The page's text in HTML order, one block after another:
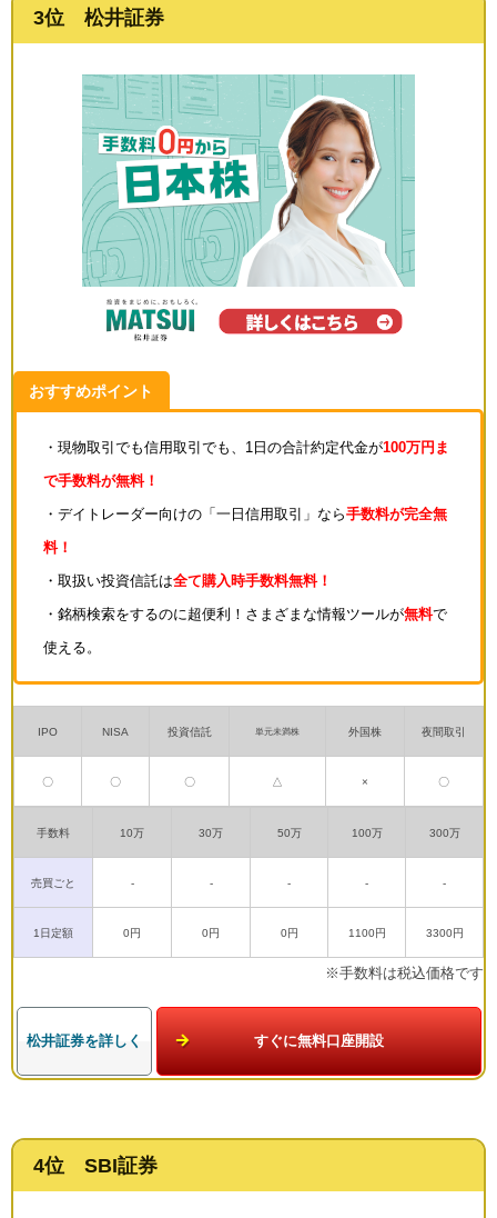
3位 松井証券
おすすめポイント
・現物取引でも信用取引でも、1日の合計約定代金が100万円ま
で手数料が無料！
・デイトレーダー向けの「一日信用取引」なら手数料が完全無
料！
・取扱い投資信託は全て購入時手数料無料！
・銘柄検索をするのに超便利！さまざまな情報ツールが無料で
使える。
IPO NISA 投資信託 単元未満株 外国株 夜間取引
〇 〇 〇 △ × 〇
手数料 10万 30万 50万 100万 300万
売買ごと - - - - -
1日定額 0円 0円 0円 1100円 3300円
※手数料は税込価格です
松井証券を詳しく すぐに無料口座開設
4位 SBI証券